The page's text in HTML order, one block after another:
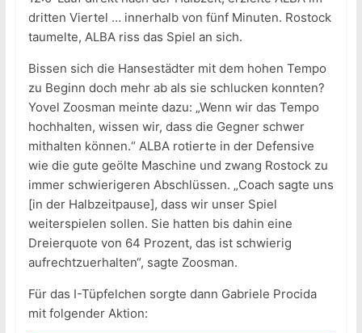
dritten Viertel … innerhalb von fünf Minuten. Rostock
taumelte, ALBA riss das Spiel an sich.
Bissen sich die Hansestädter mit dem hohen Tempo
zu Beginn doch mehr ab als sie schlucken konnten?
Yovel Zoosman meinte dazu: „Wenn wir das Tempo
hochhalten, wissen wir, dass die Gegner schwer
mithalten können.“ ALBA rotierte in der Defensive
wie die gute geölte Maschine und zwang Rostock zu
immer schwierigeren Abschlüssen. „Coach sagte uns
[in der Halbzeitpause], dass wir unser Spiel
weiterspielen sollen. Sie hatten bis dahin eine
Dreierquote von 64 Prozent, das ist schwierig
aufrechtzuerhalten“, sagte Zoosman.
Für das I-Tüpfelchen sorgte dann Gabriele Procida
mit folgender Aktion: